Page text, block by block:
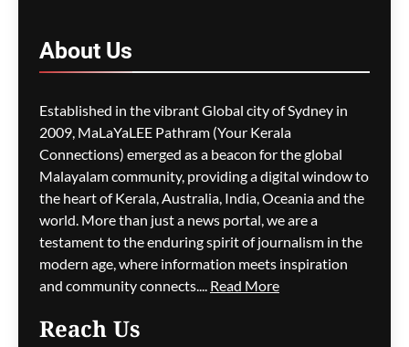
ago
0
അസമിലെ പ്രളയം:
മരണസംഖ്യ 100 ആയി;
1.37 ലക്ഷം പേർ
ദുരിതത്തിൽ
മെഹ്റു ഇസ്മായില്‍
9 hours
ago
0
About Us
Established in the vibrant Global city of Sydney in
2009, MaLaYaLEE Pathram (Your Kerala
Connections) emerged as a beacon for the global
Malayalam community, providing a digital window to
the heart of Kerala, Australia, India, Oceania and the
world. More than just a news portal, we are a
testament to the enduring spirit of journalism in the
modern age, where information meets inspiration
and community connects.... Read More
Reach Us